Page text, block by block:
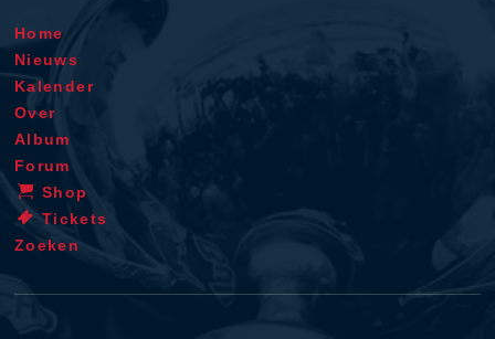
Home
Nieuws
Kalender
Over
Album
Forum
Shop
Tickets
Zoeken